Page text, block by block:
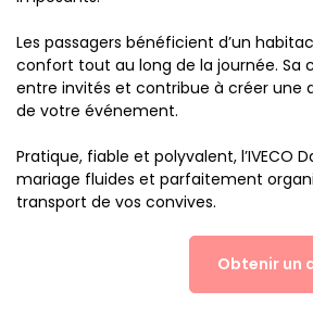
Les passagers bénéficient d’un
confort tout au long de la journée. Sa
entre invités et contribue à créer une
de votre événement.
Pratique, fiable et polyvalent, l’IVECO
mariage fluides et parfaitement
transport de vos convives.
Obtenir un